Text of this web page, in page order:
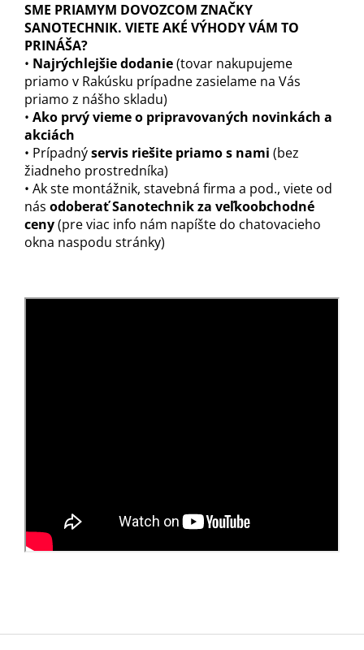
SME PRIAMYM DOVOZCOM ZNAČKY
SANOTECHNIK. VIETE AKÉ VÝHODY VÁM TO
PRINÁŠA?
• Najrýchlejšie dodanie(tovar nakupujeme
priamo v Rakúsku prípadne zasielame na Vás
priamo z nášho skladu)
• Ako prvý vieme o pripravovaných novinkách a
akciách
• Prípadnýservis riešite priamo s nami (bez
žiadneho prostredníka)
• Ak ste montážnik, stavebná firma a pod., viete od
nás odoberať Sanotechnik za veľkoobchodné
ceny(pre viac info nám napíšte do chatovacieho
okna naspodu stránky)
Z